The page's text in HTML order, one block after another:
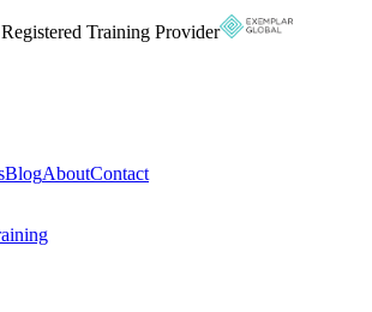
Training Provider
BlogAboutContact